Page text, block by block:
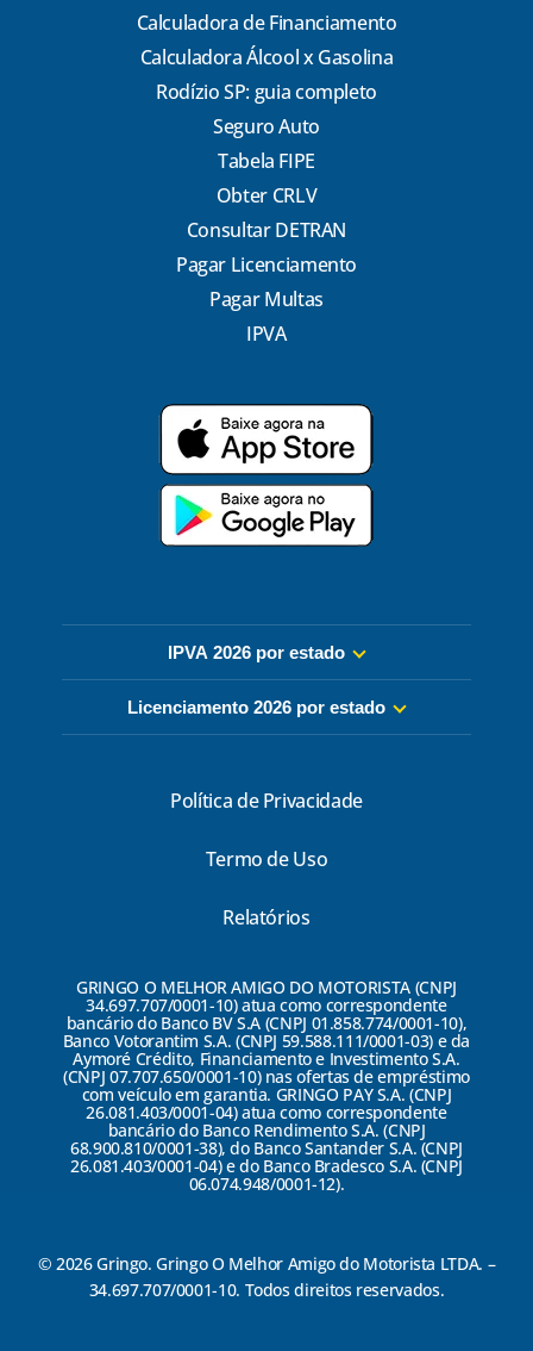
Calculadora de Financiamento
Calculadora Álcool x Gasolina
Rodízio SP: guia completo
Seguro Auto
Tabela FIPE
Obter CRLV
Consultar DETRAN
Pagar Licenciamento
Pagar Multas
IPVA
IPVA 2026 por estado
Licenciamento 2026 por estado
Política de Privacidade
Termo de Uso
Relatórios
GRINGO O MELHOR AMIGO DO MOTORISTA (CNPJ
34.697.707/0001-10) atua como correspondente
bancário do Banco BV S.A (CNPJ 01.858.774/0001-10),
Banco Votorantim S.A. (CNPJ 59.588.111/0001-03) e da
Aymoré Crédito, Financiamento e Investimento S.A.
(CNPJ 07.707.650/0001-10) nas ofertas de empréstimo
com veículo em garantia. GRINGO PAY S.A. (CNPJ
26.081.403/0001-04) atua como correspondente
bancário do Banco Rendimento S.A. (CNPJ
68.900.810/0001-38), do Banco Santander S.A. (CNPJ
26.081.403/0001-04) e do Banco Bradesco S.A. (CNPJ
06.074.948/0001-12).
© 2026 Gringo. Gringo O Melhor Amigo do Motorista LTDA. –
34.697.707/0001-10. Todos direitos reservados.